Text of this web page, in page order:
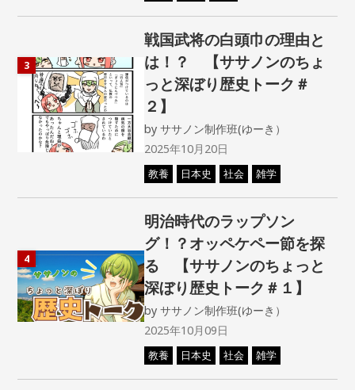
3
戦国武将の白頭巾の理由と
は！？ 【ササノンのちょ
っと深ぼり歴史トーク＃
２】
byササノン制作班(ゆーき）
2025年10月20日
教養 日本史 社会 雑学
4
明治時代のラップソン
グ！？オッペケペー節を探
る 【ササノンのちょっと
深ぼり歴史トーク＃１】
byササノン制作班(ゆーき）
2025年10月09日
教養 日本史 社会 雑学